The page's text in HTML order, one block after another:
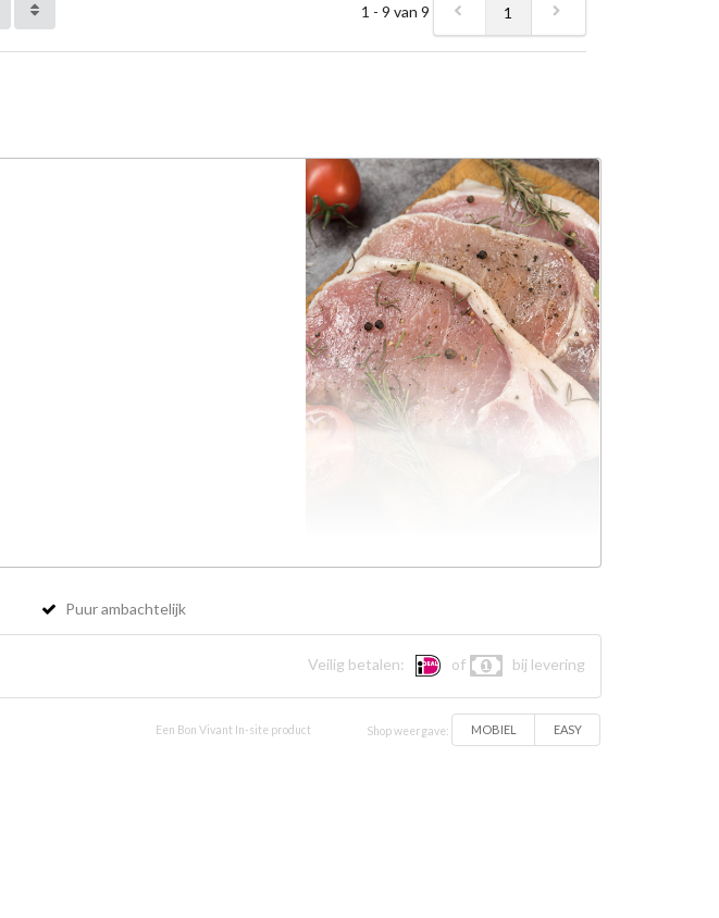
1 - 9 van 9 1
Puur ambachtelijk
Veilig betalen: of bij levering
Een Bon Vivant In-site product Shop weergave: MOBIEL EASY